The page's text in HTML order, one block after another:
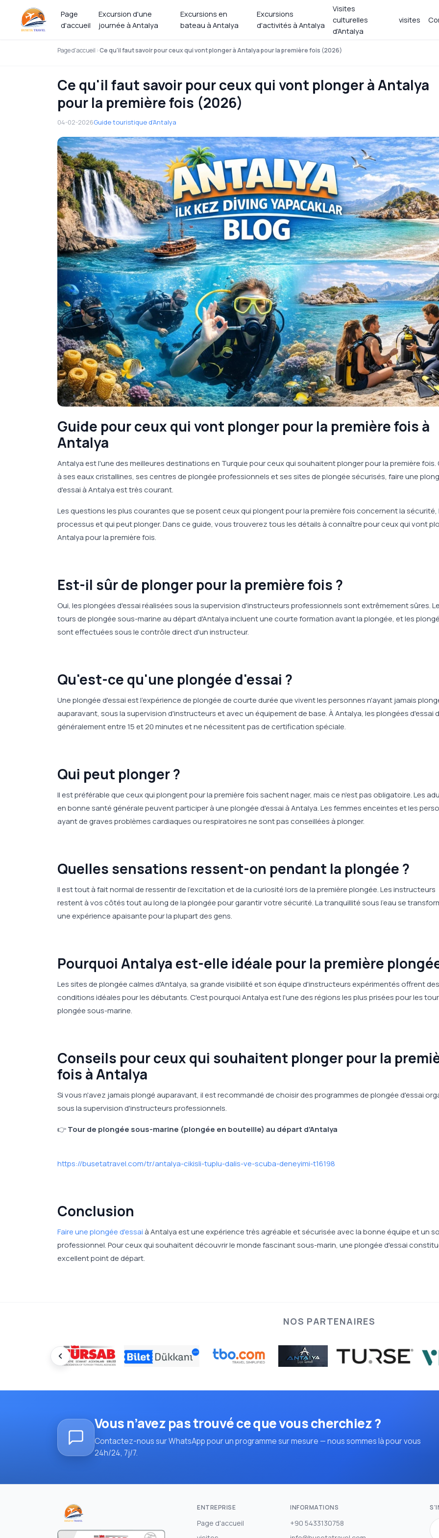
Page
d'accueil
Excursion d'une
journée à Antalya
Excursions en
bateau à Antalya
Excursions
d'activités à Antalya
Visites
culturelles
d'Antalya
visites
Page d'accueil Ce qu'il faut savoir pour ceux qui vont plonger à Antalya pour la première fois (2026)
Ce qu'il faut savoir pour ceux qui vont plonger à Antalya
pour la première fois (2026)
04-02-2026Guide touristique d'Antalya
Guide pour ceux qui vont plonger pour la première fois à
Antalya
Antalya est l'une des meilleures destinations en Turquie pour ceux qui souhaitent plonger pour la première fois.
à ses eaux cristallines, ses centres de plongée professionnels et ses sites de plongée sécurisés, faire une
d'essai à Antalya est très courant.
Les questions les plus courantes que se posent ceux qui plongent pour la première fois concernent la sécurité,
processus et qui peut plonger. Dans ce guide, vous trouverez tous les détails à connaître pour ceux qui vont
Antalya pour la première fois.
Est-il sûr de plonger pour la première fois ?
Oui, les plongées d'essai réalisées sous la supervision d'instructeurs professionnels sont extrêmement sûres.
tours de plongée sous-marine au départ d'Antalya incluent une courte formation avant la plongée, et les
sont effectuées sous le contrôle direct d'un instructeur.
Qu'est-ce qu'une plongée d'essai ?
Une plongée d'essai est l'expérience de plongée de courte durée que vivent les personnes n'ayant jamais
auparavant, sous la supervision d'instructeurs et avec un équipement de base. À Antalya, les plongées d'essai
généralement entre 15 et 20 minutes et ne nécessitent pas de certification spéciale.
Qui peut plonger ?
Il est préférable que ceux qui plongent pour la première fois sachent nager, mais ce n'est pas obligatoire. Les
en bonne santé générale peuvent participer à une plongée d'essai à Antalya. Les femmes enceintes et les
ayant de graves problèmes cardiaques ou respiratoires ne sont pas conseillées à plonger.
Quelles sensations ressent-on pendant la plongée ?
Il est tout à fait normal de ressentir de l'excitation et de la curiosité lors de la première plongée. Les instructeurs
restent à vos côtés tout au long de la plongée pour garantir votre sécurité. La tranquillité sous l'eau se
une expérience apaisante pour la plupart des gens.
Pourquoi Antalya est-elle idéale pour la première
Les sites de plongée calmes d'Antalya, sa grande visibilité et son équipe d'instructeurs expérimentés offrent des
conditions idéales pour les débutants. C'est pourquoi Antalya est l'une des régions les plus prisées pour les
plongée sous-marine.
Conseils pour ceux qui souhaitent plonger pour la
fois à Antalya
Si vous n'avez jamais plongé auparavant, il est recommandé de choisir des programmes de plongée d'essai
sous la supervision d'instructeurs professionnels.
👉Tour de plongée sous-marine (plongée en bouteille) au départ d’Antalya
https://busetatravel.com/tr/antalya-cikisli-tuplu-dalis-ve-scuba-deneyimi-t16198
Conclusion
Faire une plongée d'essaià Antalya est une expérience très agréable et sécurisée avec la bonne équipe et un
professionnel. Pour ceux qui souhaitent découvrir le monde fascinant sous-marin, une plongée d'essai
excellent point de départ.
NOS PARTENAIRES
Vous n’avez pas trouvé ce que vous cherchiez ?
Contactez-nous sur WhatsApp pour un programme sur mesure — nous sommes là pour vous
24h/24, 7j/7.
ENTREPRISE
Page d'accueil
INFORMATIONS
+90 5433130758